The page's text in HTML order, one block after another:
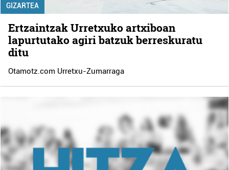
GIZARTEA
Ertzaintzak Urretxuko artxiboan
lapurtutako agiri batzuk berreskuratu
ditu
Otamotz.com Urretxu-Zumarraga